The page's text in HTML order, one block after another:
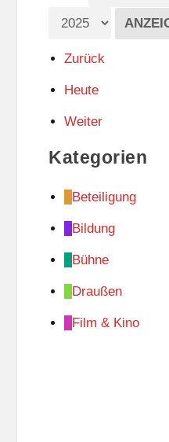
Zurück
Heute
Weiter
Kategorien
Beteiligung
Bildung
Bühne
Draußen
Film & Kino